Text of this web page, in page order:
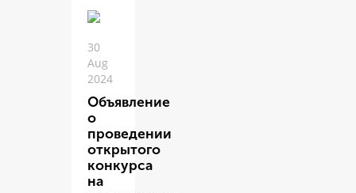
30
Aug
2024
Объявление
о
проведении
открытого
конкурса
на